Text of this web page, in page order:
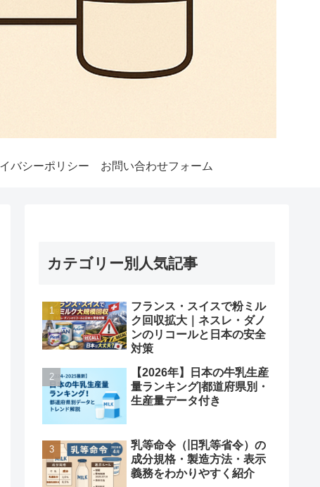
バシーポリシー お問い合わせフォーム
カテゴリー別人気記事
フランス・スイスで粉ミル
ク回収拡大｜ネスレ・ダノ
ンのリコールと日本の安全
対策
【2026年】日本の牛乳生産
量ランキング|都道府県別・
生産量データ付き
乳等命令（旧乳等省令）の
成分規格・製造方法・表示
義務をわかりやすく紹介